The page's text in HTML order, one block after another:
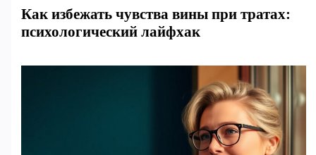
Как избежать чувства вины при тратах:
психологический лайфхак